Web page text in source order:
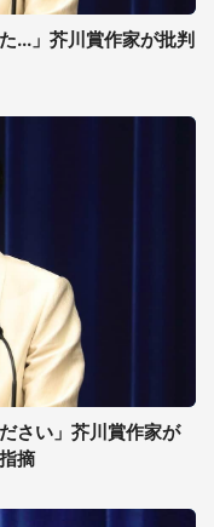
...」芥川賞作家が批判
さい」芥川賞作家が
摘